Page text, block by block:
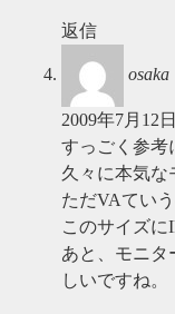
返信
osaka
2009年7月12
すっごく参考
久々に本気な
ただVAてい
このサイズに
あと、モニタ
しいですね。